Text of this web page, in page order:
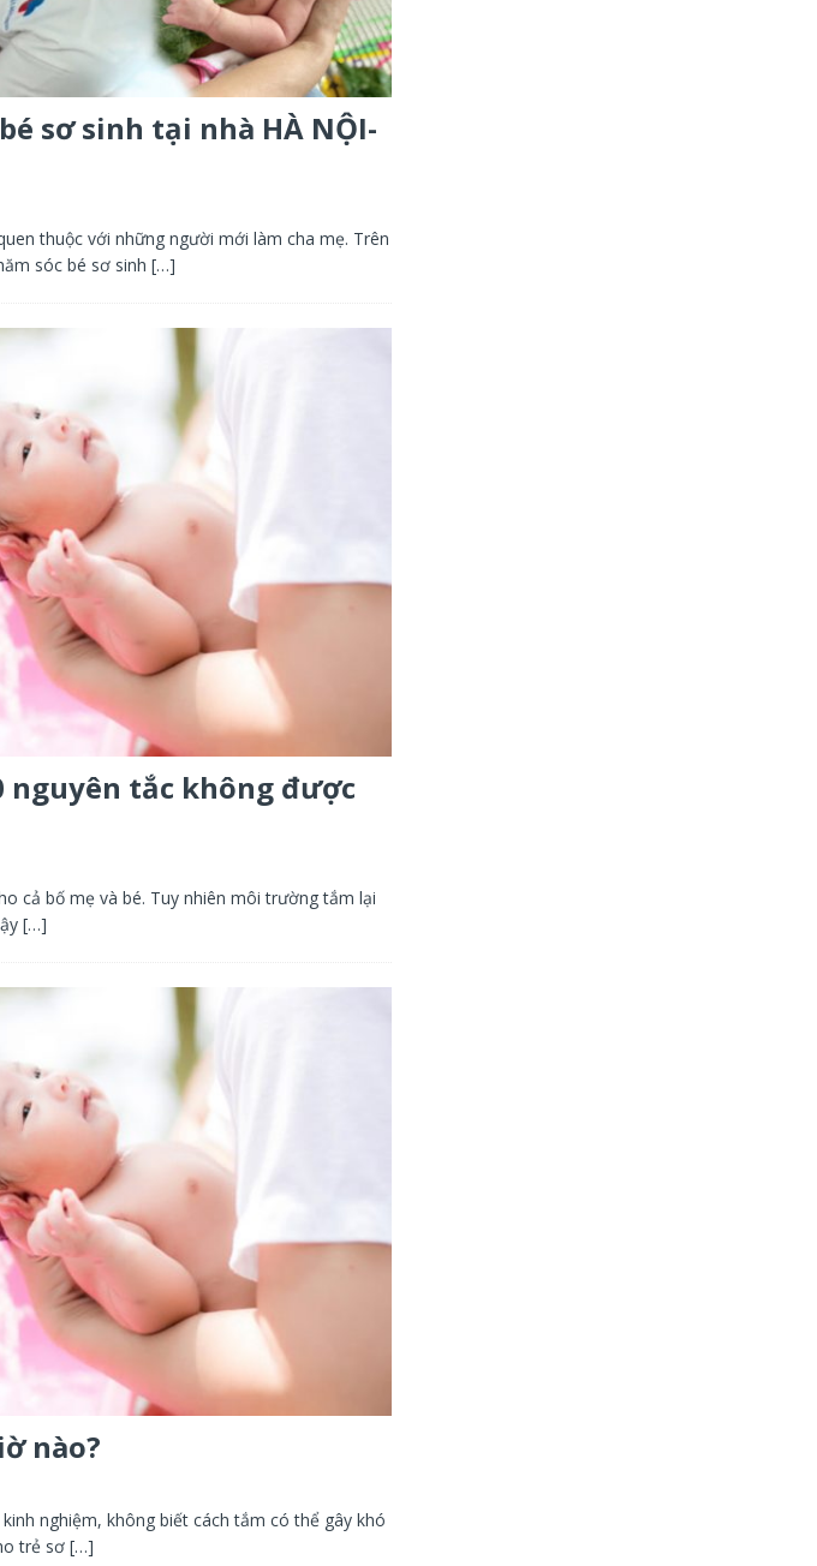
sơ sinh tại nhà HÀ NỘI-
thuộc với những người mới làm cha mẹ. Trên
sóc bé sơ sinh […]
nguyên tắc không được
cả bố mẹ và bé. Tuy nhiên môi trường tắm lại
[…]
nào?
nghiệm, không biết cách tắm có thể gây khó
trẻ sơ […]